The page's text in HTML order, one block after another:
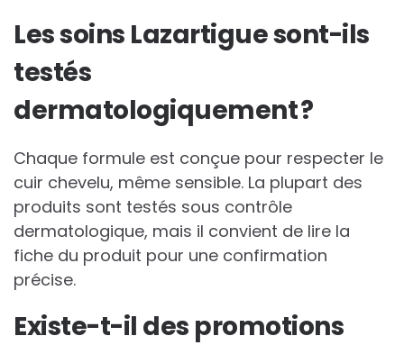
Les soins Lazartigue sont-ils
testés
dermatologiquement ?
Chaque formule est conçue pour respecter le
cuir chevelu, même sensible. La plupart des
produits sont testés sous contrôle
dermatologique, mais il convient de lire la
fiche du produit pour une confirmation
précise.
Existe-t-il des promotions